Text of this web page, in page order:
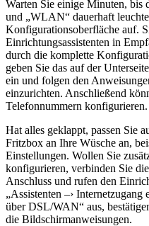
Warten Sie einige Minuten,
und „WLAN“ dauerhaft
Konfigurationsoberfläche auf.
Einrichtungsassistenten in
durch die komplette
geben Sie das auf der
ein und folgen den
einzurichten. Anschließend
Telefonnummern konfigurieren.
Hat alles geklappt, passen Sie
Fritzbox an Ihre Wüsche an,
Einstellungen. Wollen Sie
konfigurieren, verbinden Sie
Anschluss und rufen den
„Assistenten –›
über DSL/WAN“ aus,
die Bildschirmanweisungen.